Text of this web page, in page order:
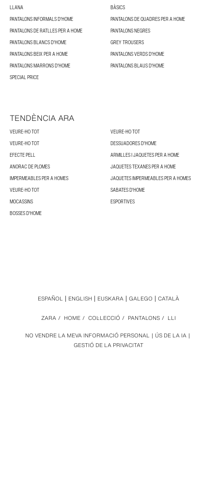
LLANA
BÀSICS
PANTALONS INFORMALS D'HOME
PANTALONS DE QUADRES PER A HOME
PANTALONS DE RATLLES PER A HOME
PANTALONS NEGRES
PANTALONS BLANCS D'HOME
GREY TROUSERS
PANTALONS BEIX PER A HOME
PANTALONS VERDS D'HOME
PANTALONS MARRONS D'HOME
PANTALONS BLAUS D'HOME
SPECIAL PRICE
TENDÈNCIA ARA
VEURE-HO TOT
VEURE-HO TOT
VEURE-HO TOT
DESSUADORES D'HOME
EFECTE PELL
ARMILLES I JAQUETES PER A HOME
ANORAC DE PLOMES
JAQUETES TEXANES PER A HOME
IMPERMEABLES PER A HOMES
JAQUETES IMPERMEABLES PER A HOMES
VEURE-HO TOT
SABATES D'HOME
MOCASSINS
ESPORTIVES
BOSSES D'HOME
NO VENDRE LA MEVA INFORMACIÓ PERSONAL
ÚS DE LA IA
GESTIÓ DE LA PRIVACITAT
ZARA / HOME / COL·LECCIÓ / PANTALONS / LLI
ESPAÑOL ENGLISH EUSKARA GALEGO CATALÀ